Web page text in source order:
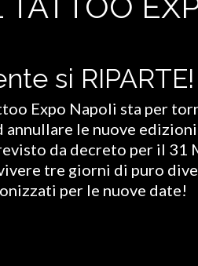
si RIPARTE!
Expo Napoli sta per
le nuove
da decreto per il
tre giorni di puro
per le nuove date!